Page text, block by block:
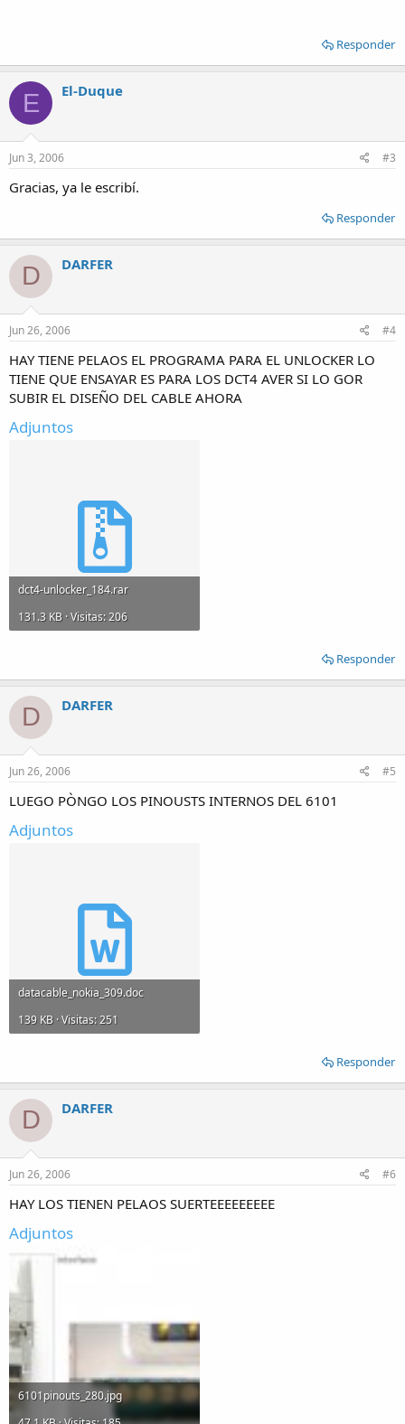
Responder
E El-Duque
Jun 3, 2006 #3
Gracias, ya le escribí.
Responder
D DARFER
Jun 26, 2006 #4
HAY TIENE PELAOS EL PROGRAMA PARA EL UNLOCKER LO
TIENE QUE ENSAYAR ES PARA LOS DCT4 AVER SI LO GOR
SUBIR EL DISEÑO DEL CABLE AHORA
Adjuntos
dct4-unlocker_184.rar
131.3 KB · Visitas: 206
Responder
D DARFER
Jun 26, 2006 #5
LUEGO PÒNGO LOS PINOUSTS INTERNOS DEL 6101
Adjuntos
datacable_nokia_309.doc
139 KB · Visitas: 251
Responder
D DARFER
Jun 26, 2006 #6
HAY LOS TIENEN PELAOS SUERTEEEEEEEEE
Adjuntos
6101pinouts_280.jpg